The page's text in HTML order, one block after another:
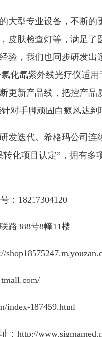
大型专业设备，不断
皮肤检查灯等，满足
验，我们也同步研发出
化氙紫外线光疗仪适
更新产品线，把控产品
对手脚顽固白癜风达到
发迭代。希格玛公司连
化项目认定”，拥有多
：18217304120
路388号8幢11楼
index-187459.html
： http://